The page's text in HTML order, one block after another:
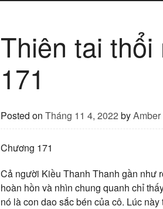
Thiên tai
171
Posted on Tháng 11 4, 2022 by
Chương 171
Cả người Kiều Thanh Thanh gần như
hoàn hồn và nhìn chung quanh chỉ
nó là con dao sắc bén của cô. Lúc